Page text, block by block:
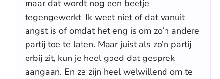
maar dat wordt nog een beetje
tegengewerkt. Ik weet niet of dat vanuit
angst is of omdat het eng is om zo’n andere
partij toe te laten. Maar juist als zo’n partij
erbij zit, kun je heel goed dat gesprek
aangaan. En ze zijn heel welwillend om te